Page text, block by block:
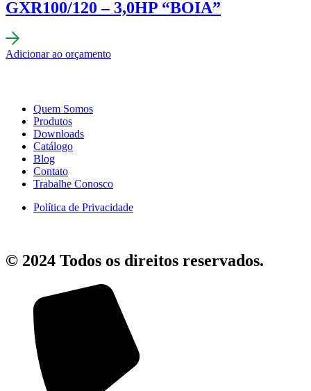
GXR100/120 – 3,0HP “BOIA”
Adicionar ao orçamento
Quem Somos
Produtos
Downloads
Catálogo
Blog
Contato
Trabalhe Conosco
Política de Privacidade
© 2024 Todos os direitos reservados.